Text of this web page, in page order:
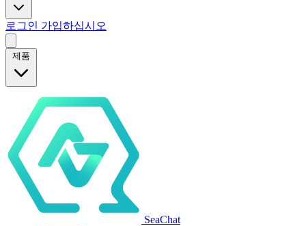
로그인 가입하십시오
제품
SeaChat